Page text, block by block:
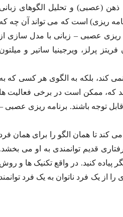
(عصبی) و تحلیل الگوهای
ریزی) است که می تواند آن چه
ریزی عصبی – زبانی با مدل سازی
پرلز، ویرجینیا ساتیر و
کند، بلکه به الگوی هر کسی که
که، ممکن است در برخی فعالیت
توجه باشند. برنامه ریزی عصبی
کند تا همان الگو را برای همان
قدیم توانمندی به او می
پیاده کنید. در واقع تکنیک ها و
از یک فرد ناتوان به یک فرد